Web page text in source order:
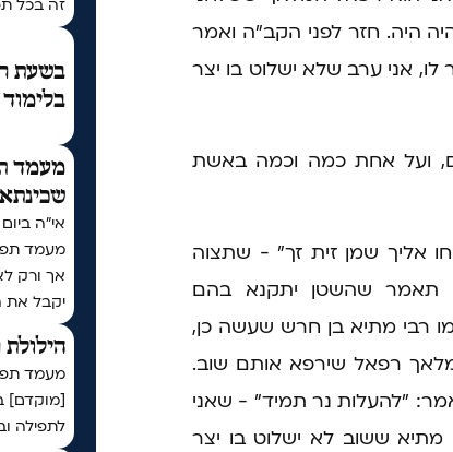
זה בכל
בשעת
מעמד
מעמד
אך ורק
יקבל את
מעמד
[מוקדם]
לתפילה
היה. חזר לפני הקב"ה ואמר
אני ערב שלא ישלוט בו יצר
ועל אחת כמה וכמה באשת
אליך שמן זית זך" - שתצוה
תאמר שהשטן יתקנא בהם
רבי מתיא בן חרש שעשה כן,
רפאל שירפא אותם שוב.
"להעלות נר תמיד" - שאני
מתיא ששוב לא ישלוט בו יצר